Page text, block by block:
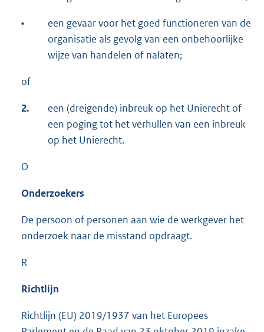
•
een gevaar voor het goed functioneren van de
organisatie als gevolg van een onbehoorlijke
wijze van handelen of nalaten;
of
2.
een (dreigende) inbreuk op het Unierecht of
een poging tot het verhullen van een inbreuk
op het Unierecht.
O
Onderzoekers
De persoon of personen aan wie de werkgever het
onderzoek naar de misstand opdraagt.
R
Richtlijn
Richtlijn (EU) 2019/1937 van het Europees